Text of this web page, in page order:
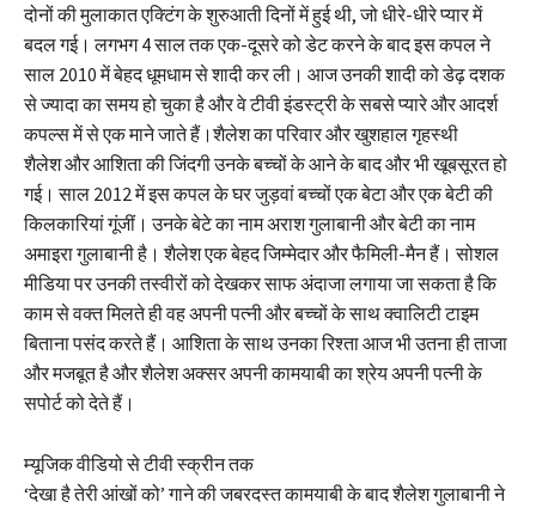
दोनों की मुलाकात एक्टिंग के शुरुआती दिनों में हुई थी, जो धीरे-धीरे प्यार में
बदल गई। लगभग 4 साल तक एक-दूसरे को डेट करने के बाद इस कपल ने
साल 2010 में बेहद धूमधाम से शादी कर ली। आज उनकी शादी को डेढ़ दशक
से ज्यादा का समय हो चुका है और वे टीवी इंडस्ट्री के सबसे प्यारे और आदर्श
कपल्स में से एक माने जाते हैं।शैलेश का परिवार और खुशहाल गृहस्थी
शैलेश और आशिता की जिंदगी उनके बच्चों के आने के बाद और भी खूबसूरत हो
गई। साल 2012 में इस कपल के घर जुड़वां बच्चों एक बेटा और एक बेटी की
किलकारियां गूंजीं। उनके बेटे का नाम अराश गुलाबानी और बेटी का नाम
अमाइरा गुलाबानी है। शैलेश एक बेहद जिम्मेदार और फैमिली-मैन हैं। सोशल
मीडिया पर उनकी तस्वीरों को देखकर साफ अंदाजा लगाया जा सकता है कि
काम से वक्त मिलते ही वह अपनी पत्नी और बच्चों के साथ क्वालिटी टाइम
बिताना पसंद करते हैं। आशिता के साथ उनका रिश्ता आज भी उतना ही ताजा
और मजबूत है और शैलेश अक्सर अपनी कामयाबी का श्रेय अपनी पत्नी के
सपोर्ट को देते हैं।
म्यूजिक वीडियो से टीवी स्क्रीन तक
‘देखा है तेरी आंखों को’ गाने की जबरदस्त कामयाबी के बाद शैलेश गुलाबानी ने